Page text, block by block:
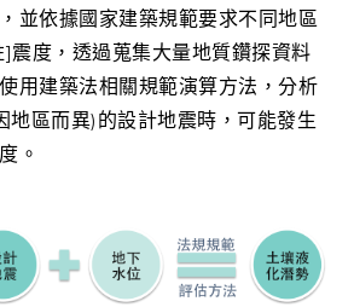
並依據國家建築規範要求不同地區
震度，透過蒐集大量地質鑽探資料
用建築法相關規範演算方法，分析
地區而異)的設計地震時，可能發生
。